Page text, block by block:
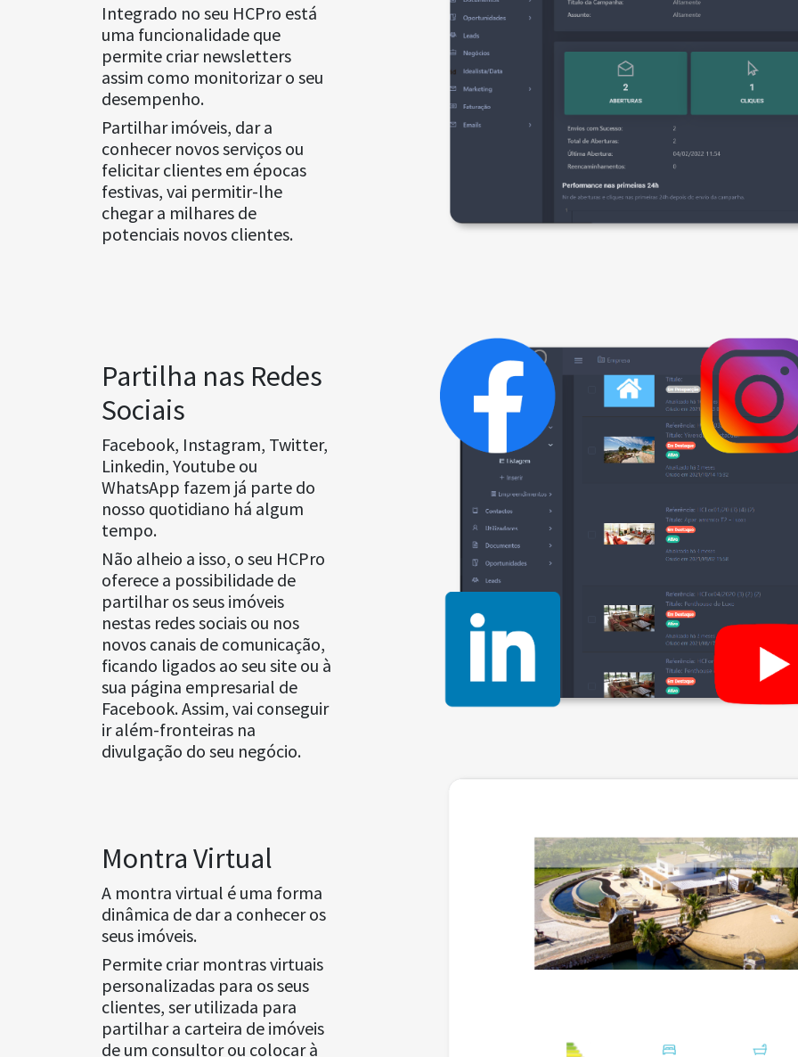
Integrado no seu HCPro está
uma funcionalidade que
permite criar newsletters
assim como monitorizar o seu
desempenho.
Partilhar imóveis, dar a
conhecer novos serviços ou
felicitar clientes em épocas
festivas, vai permitir-lhe
chegar a milhares de
potenciais novos clientes.
Partilha nas Redes
Sociais
Facebook, Instagram, Twitter,
Linkedin, Youtube ou
WhatsApp fazem já parte do
nosso quotidiano há algum
tempo.
Não alheio a isso, o seu HCPro
oferece a possibilidade de
partilhar os seus imóveis
nestas redes sociais ou nos
novos canais de comunicação,
ficando ligados ao seu site ou à
sua página empresarial de
Facebook. Assim, vai conseguir
ir além-fronteiras na
divulgação do seu negócio.
Montra Virtual
A montra virtual é uma forma
dinâmica de dar a conhecer os
seus imóveis.
Permite criar montras virtuais
personalizadas para os seus
clientes, ser utilizada para
partilhar a carteira de imóveis
de um consultor ou colocar à